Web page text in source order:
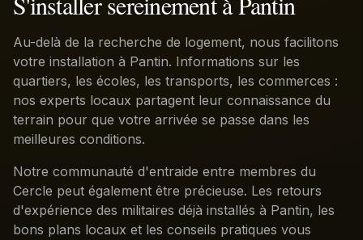
Au-delà de la recherche de logement, nous facilitons
votre installation à Pantin. Informations sur les
quartiers, les écoles, les transports, les commerces :
nos experts locaux partagent leur connaissance du
terrain pour que votre arrivée se passe dans les
meilleures conditions.
Notre communauté d'entraide entre membres du
Cercle peut également être précieuse. Les retours
d'expérience des militaires déjà installés à Pantin, les
bons plans locaux et les conseils pratiques vous